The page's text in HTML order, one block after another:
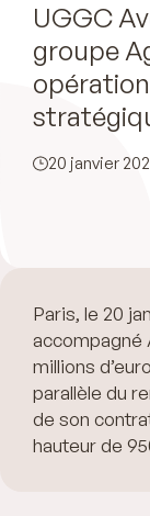
UGGC
groupe
20 janvier
Paris, le 20
accompagné
millions
parallèle du
de son
hauteur de